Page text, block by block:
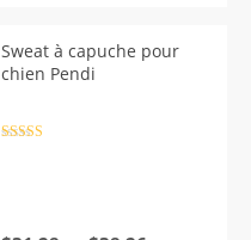
$32,44
Sweat à capuche pour
chien Pendi